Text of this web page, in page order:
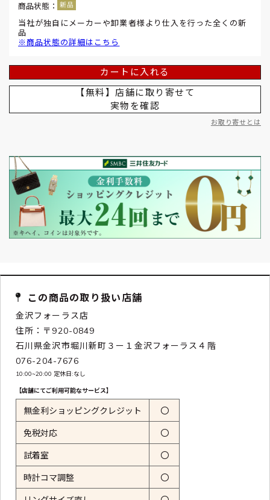
商品状態：
当社が独自にメーカーや卸業者様より仕入を行った全くの新
品
※商品状態の詳細はこちら
カートに入れる
【無料】店舗に取り寄せて
実物を確認
お取り寄せとは
この商品の取り扱い店舗
金沢フォーラス店
住所：〒920-0849
石川県金沢市堀川新町３ー１金沢フォーラス４階
076-204-7676
10:00~20:00 定休日:なし
【店舗にてご利用可能なサービス】
無金利ショッピングクレジット 〇
免税対応 〇
試着室 〇
時計コマ調整 〇